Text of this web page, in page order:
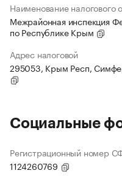
Наименование налогового
Межрайонная инспекция
по Республике Крым
Адрес налоговой
295053, Крым Респ,
Социальные
Регистрационный номер
1124260769